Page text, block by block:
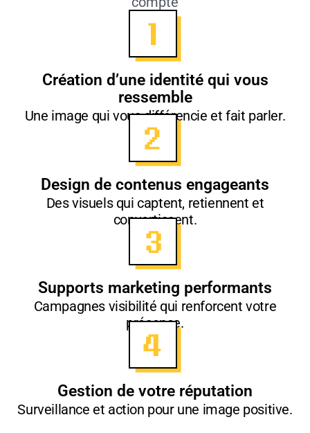
Création d’une identité qui vous
ressemble
Une image qui vous différencie et fait parler.
Design de contenus engageants
Des visuels qui captent, retiennent et
convertissent.
Supports marketing performants
Campagnes visibilité qui renforcent votre
présence.
Gestion de votre réputation
Surveillance et action pour une image positive.